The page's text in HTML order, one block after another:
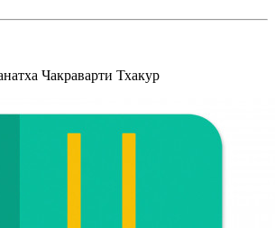
Чакраварти Тхакур